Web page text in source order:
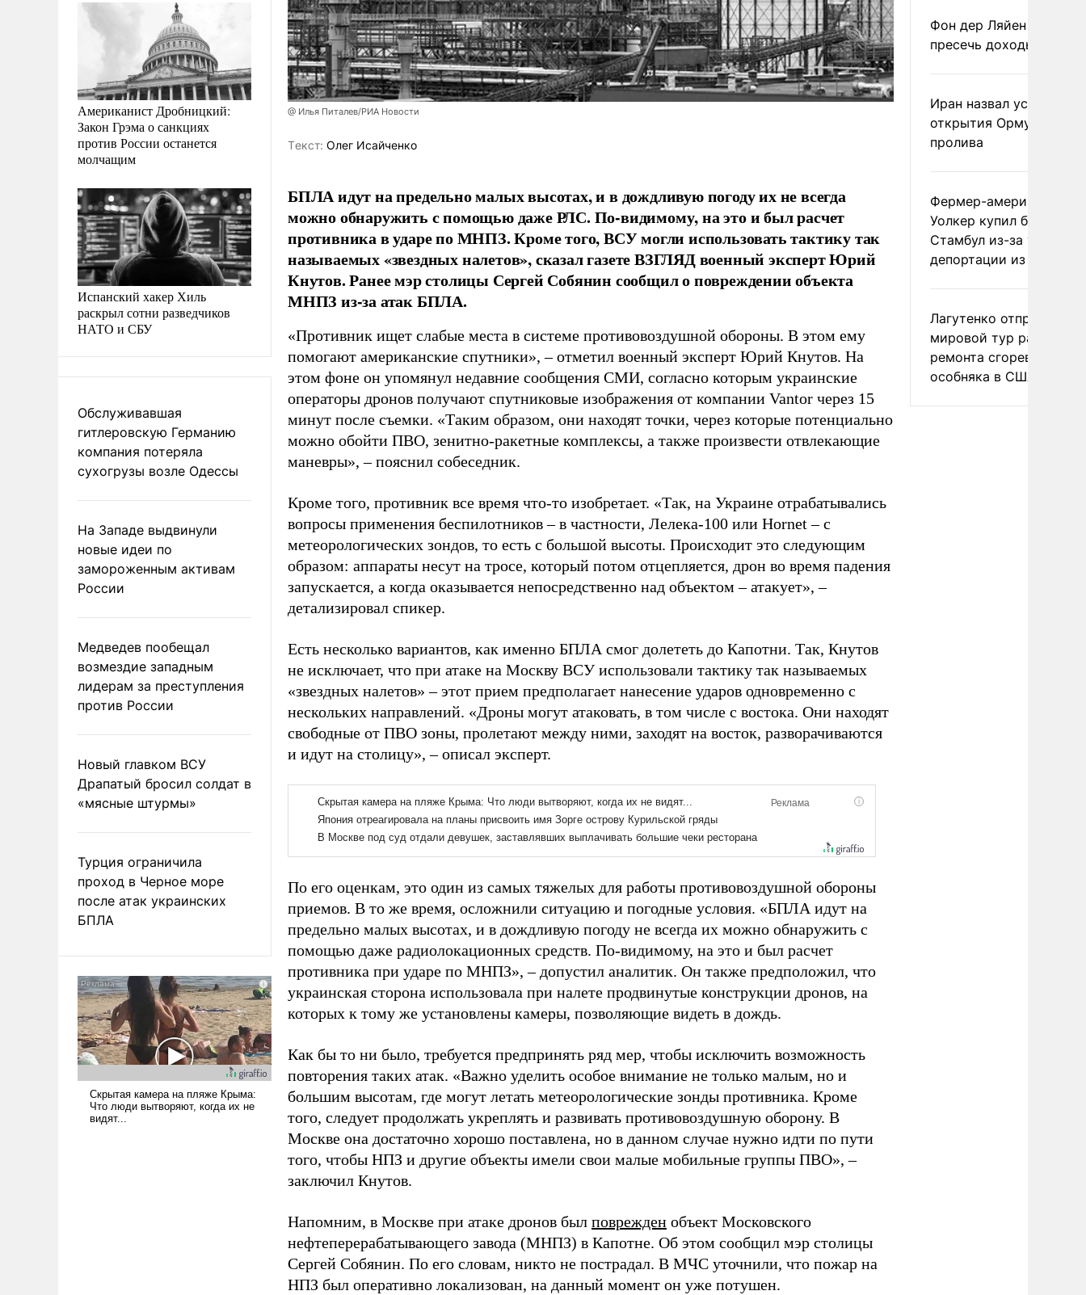
Американист Дробницкий:
Закон Грэма о санкциях
против России останется
молчащим
Испанский хакер Хиль
раскрыл сотни разведчиков
НАТО и СБУ
Обслуживавшая
гитлеровскую Германию
компания потеряла
сухогрузы возле Одессы
На Западе выдвинули
новые идеи по
замороженным активам
России
Медведев пообещал
возмездие западным
лидерам за преступления
против России
Новый главком ВСУ
Драпатый бросил солдат в
«мясные штурмы»
Турция ограничила
проход в Черное море
после атак украинских
БПЛА
@ Илья Питалев/РИА Новости
Tекст: Олег Исайченко
БПЛА идут на предельно малых высотах, и в дождливую погоду их не всегда
можно обнаружить с помощью даже РЛС. По-видимому, на это и был расчет
противника в ударе по МНПЗ. Кроме того, ВСУ могли использовать тактику так
называемых «звездных налетов», сказал газете ВЗГЛЯД военный эксперт Юрий
Кнутов. Ранее мэр столицы Сергей Собянин сообщил о повреждении объекта
МНПЗ из-за атак БПЛА.
«Противник ищет слабые места в системе противовоздушной обороны. В этом ему
помогают американские спутники», – отметил военный эксперт Юрий Кнутов. На
этом фоне он упомянул недавние сообщения СМИ, согласно которым украинские
операторы дронов получают спутниковые изображения от компании Vantor через 15
минут после съемки. «Таким образом, они находят точки, через которые потенциально
можно обойти ПВО, зенитно-ракетные комплексы, а также произвести отвлекающие
маневры», – пояснил собеседник.
Кроме того, противник все время что-то изобретает. «Так, на Украине отрабатывались
вопросы применения беспилотников – в частности, Лелека-100 или Hornet – с
метеорологических зондов, то есть с большой высоты. Происходит это следующим
образом: аппараты несут на тросе, который потом отцепляется, дрон во время падения
запускается, а когда оказывается непосредственно над объектом – атакует», –
детализировал спикер.
Есть несколько вариантов, как именно БПЛА смог долететь до Капотни. Так, Кнутов
не исключает, что при атаке на Москву ВСУ использовали тактику так называемых
«звездных налетов» – этот прием предполагает нанесение ударов одновременно с
нескольких направлений. «Дроны могут атаковать, в том числе с востока. Они находят
свободные от ПВО зоны, пролетают между ними, заходят на восток, разворачиваются
и идут на столицу», – описал эксперт.
По его оценкам, это один из самых тяжелых для работы противовоздушной обороны
приемов. В то же время, осложнили ситуацию и погодные условия. «БПЛА идут на
предельно малых высотах, и в дождливую погоду не всегда их можно обнаружить с
помощью даже радиолокационных средств. По-видимому, на это и был расчет
противника при ударе по МНПЗ», – допустил аналитик. Он также предположил, что
украинская сторона использовала при налете продвинутые конструкции дронов, на
которых к тому же установлены камеры, позволяющие видеть в дождь.
Как бы то ни было, требуется предпринять ряд мер, чтобы исключить возможность
повторения таких атак. «Важно уделить особое внимание не только малым, но и
большим высотам, где могут летать метеорологические зонды противника. Кроме
того, следует продолжать укреплять и развивать противовоздушную оборону. В
Москве она достаточно хорошо поставлена, но в данном случае нужно идти по пути
того, чтобы НПЗ и другие объекты имели свои малые мобильные группы ПВО», –
заключил Кнутов.
Напомним, в Москве при атаке дронов был поврежден объект Московского
нефтеперерабатывающего завода (МНПЗ) в Капотне. Об этом сообщил мэр столицы
Сергей Собянин. По его словам, никто не пострадал. В МЧС уточнили, что пожар на
НПЗ был оперативно локализован, на данный момент он уже потушен.
Фон дер Ляйен
пресечь доходы России
Иран назвал условие
открытия Ормузского
пролива
Фермер-американец
Уолкер купил билет в
Стамбул из-за угрозы
депортации из России
Лагутенко отправился в
мировой тур ради
ремонта сгоревшего
особняка в США